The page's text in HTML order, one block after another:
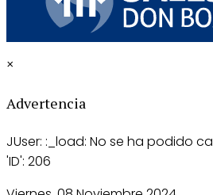
×
Advertencia
JUser: :_load: No se ha podido
'ID': 206